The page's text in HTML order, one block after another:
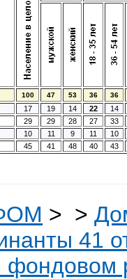
100 47 53 36 36
17 19 14 22
14
29 29 28 27
33
10 11 9 11
10
45 41 48 40 43
> >
41
фондовом